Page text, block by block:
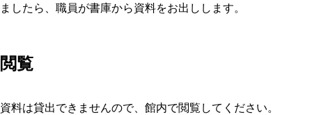
ましたら、職員が書庫から資料をお出しします。
閲覧
資料は貸出できませんので、館内で閲覧してください。